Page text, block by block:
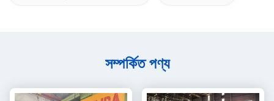
সম্পর্কিত পণ্য